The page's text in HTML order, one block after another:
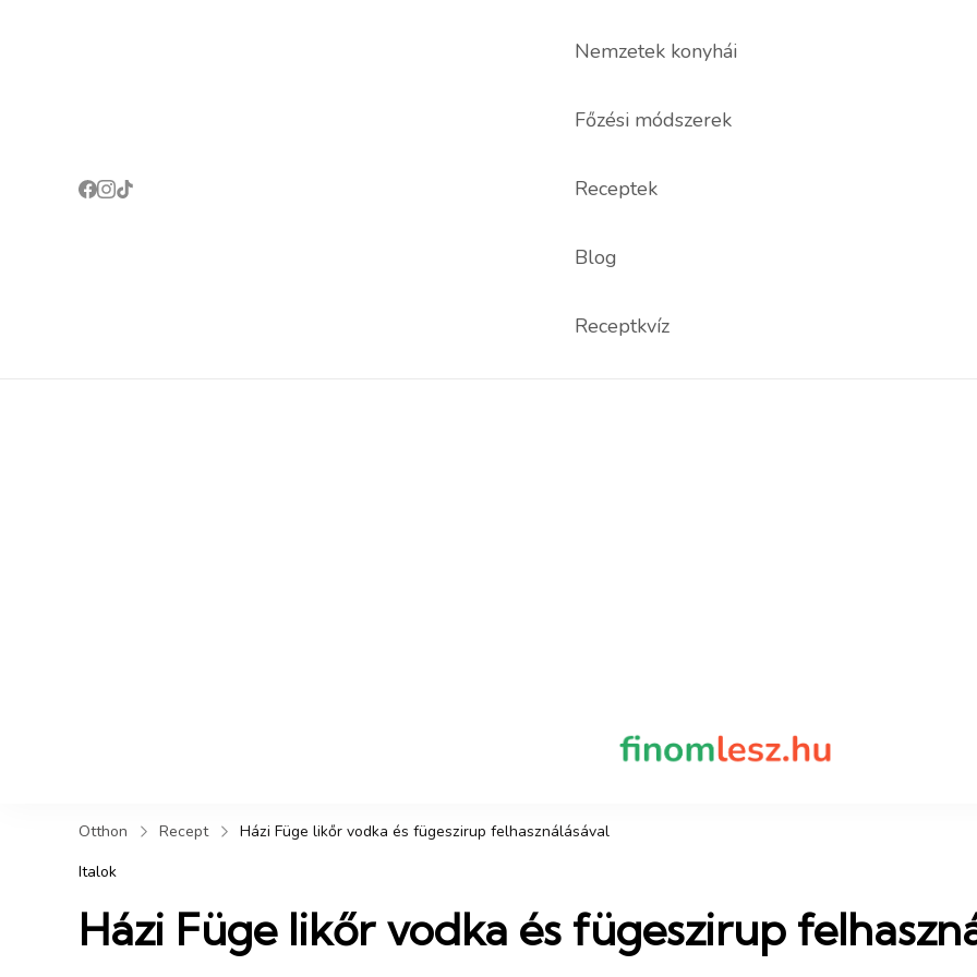
Nemzetek konyhái
Főzési módszerek
Receptek
Blog
Receptkvíz
Otthon Recept
Házi Füge likőr vodka és fügeszirup felhasználásával
Italok
Házi Füge likőr vodka és fügeszirup